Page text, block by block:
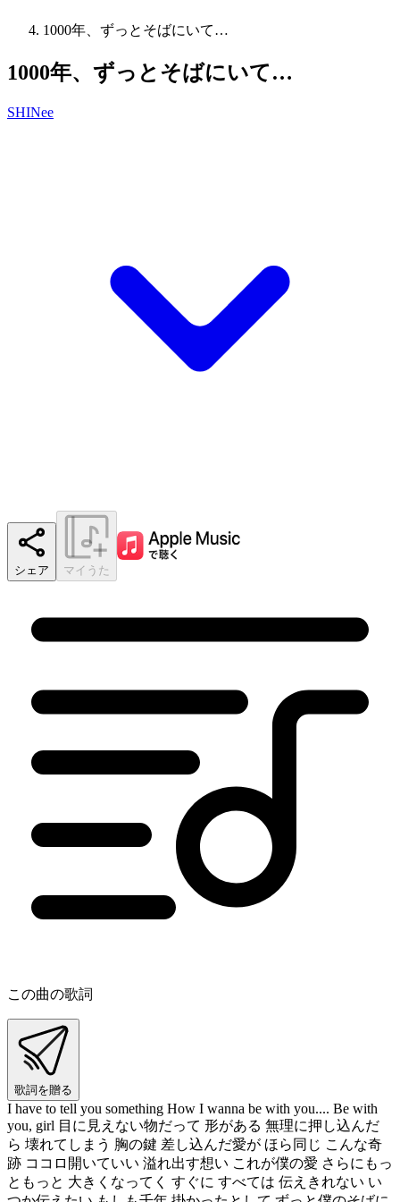
1000年、ずっとそばにいて…
1000年、ずっとそばにいて…
SHINee
シェア マイうた
この曲の歌詞
歌詞を贈る
I have to tell you something How I wanna be with you.... Be with
you, girl 目に見えない物だって 形がある 無理に押し込んだ
ら 壊れてしまう 胸の鍵 差し込んだ愛が ほら同じ こんな奇
跡 ココロ開いていい 溢れ出す想い これが僕の愛 さらにもっ
ともっと 大きくなってく すぐに すべては 伝えきれない い